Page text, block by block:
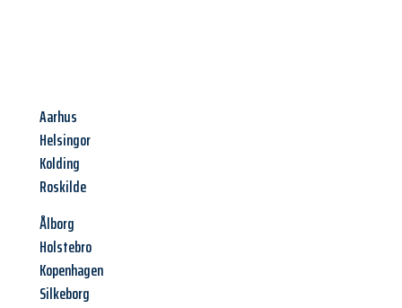
Aarhus
Helsingor
Kolding
Roskilde
Ålborg
Holstebro
Kopenhagen
Silkeborg